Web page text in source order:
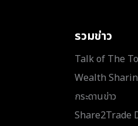
รวมข่าว
Talk of The
Wealth
กระดานข่าว
Share2Trade